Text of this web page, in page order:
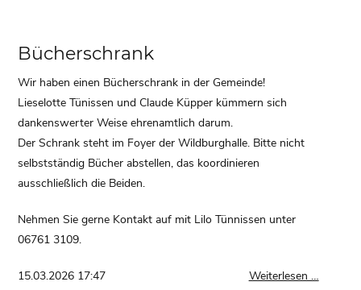
Bücherschrank
Wir haben einen Bücherschrank in der Gemeinde!
Lieselotte Tünissen und Claude Küpper kümmern sich
dankenswerter Weise ehrenamtlich darum.
Der Schrank steht im Foyer der Wildburghalle. Bitte nicht
selbstständig Bücher abstellen, das koordinieren
ausschließlich die Beiden.
Nehmen Sie gerne Kontakt auf mit Lilo Tünnissen unter
06761 3109.
15.03.2026 17:47 Weiterlesen …